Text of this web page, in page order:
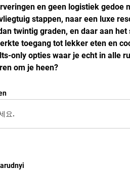
en geen logistiek gedoe
stappen, naar een luxe
twintig graden, en daar aan
toegang tot lekker eten en
only opties waar je echt in alle
om je heen?
요.